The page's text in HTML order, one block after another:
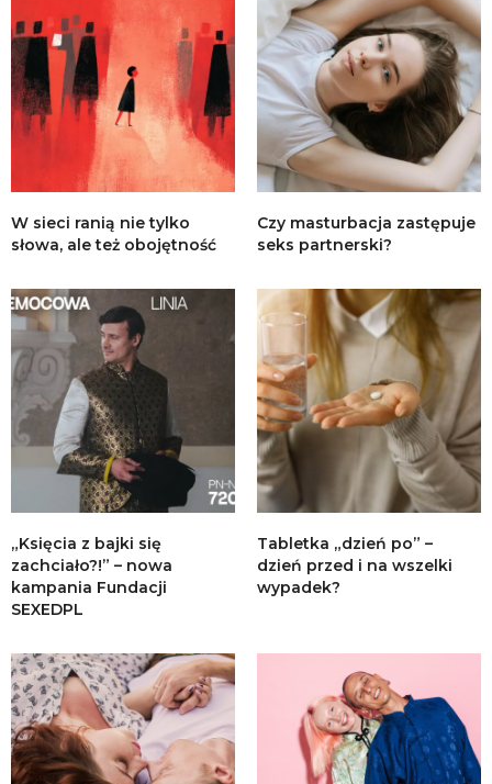
W sieci ranią nie tylko
słowa, ale też obojętność
Czy masturbacja zastępuje
seks partnerski?
„Księcia z bajki się
zachciało?!” – nowa
kampania Fundacji
SEXEDPL
Tabletka „dzień po” –
dzień przed i na wszelki
wypadek?